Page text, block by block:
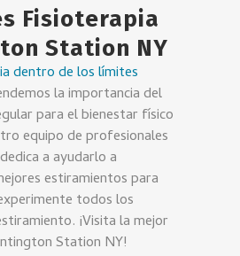
Fisioterapia
Station NY
dentro de los límites
la importancia del
para el bienestar físico
equipo de profesionales
a ayudarlo a
estiramientos para
todos los
¡Visita la mejor
Station NY!